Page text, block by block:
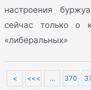
настроения
сейчас только о
«либеральных»
< <<< … 370